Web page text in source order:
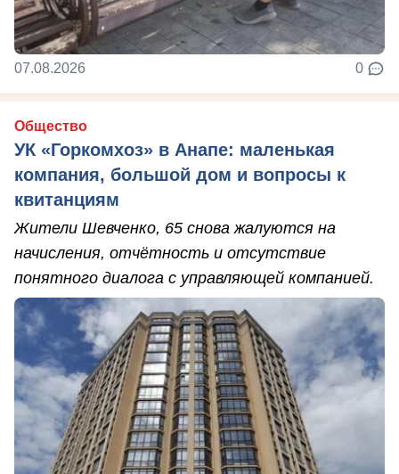
07.08.2026 0
Общество
УК «Горкомхоз» в Анапе: маленькая
компания, большой дом и вопросы к
квитанциям
Жители Шевченко, 65 снова жалуются на
начисления, отчётность и отсутствие
понятного диалога с управляющей компанией.